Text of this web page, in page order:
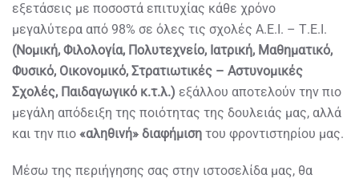
εξετάσεις με ποσοστά επιτυχίας κάθε χρόνο
μεγαλύτερα από 98% σε όλες τις σχολές Α.Ε.Ι. – Τ.Ε.Ι.
(Νομική, Φιλολογία, Πολυτεχνείο, Ιατρική, Μαθηματικό,
Φυσικό, Οικονομικό, Στρατιωτικές – Αστυνομικές
Σχολές, Παιδαγωγικό κ.τ.λ.) εξάλλου αποτελούν την πιο
μεγάλη απόδειξη της ποιότητας της δουλειάς μας, αλλά
και την πιο «αληθινή» διαφήμιση του φροντιστηρίου μας.
Μέσω της περιήγησης σας στην ιστοσελίδα μας, θα